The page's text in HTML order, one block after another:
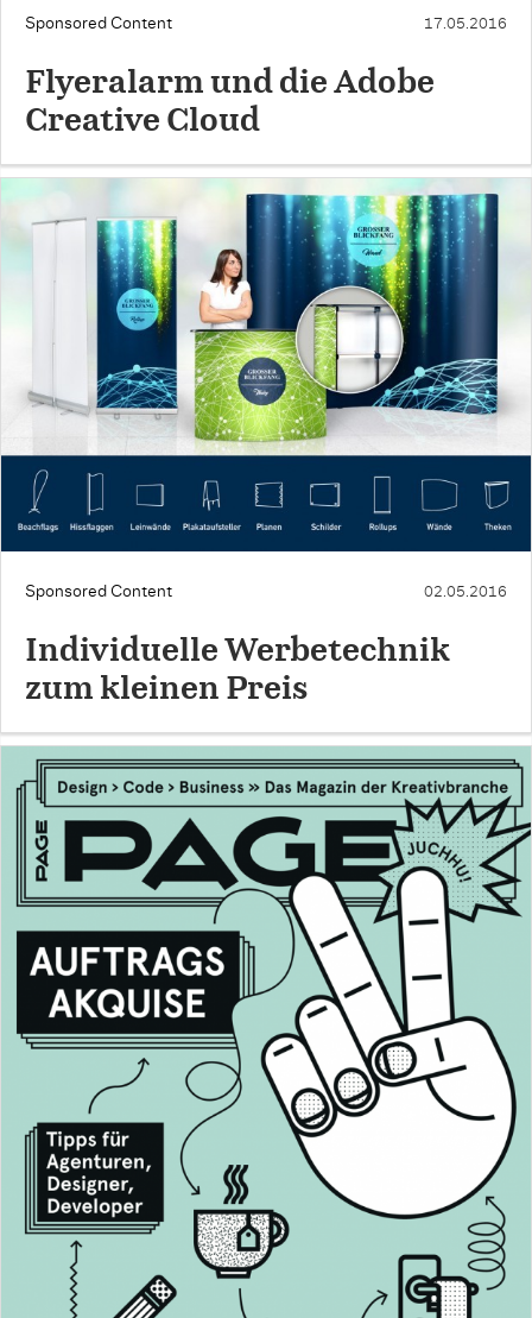
Sponsored Content 17.05.2016
Flyeralarm und die Adobe
Creative Cloud
Sponsored Content 02.05.2016
Individuelle Werbetechnik
zum kleinen Preis